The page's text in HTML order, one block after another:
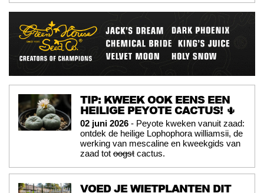
TIP: KWEEK OOK EENS EEN
HEILIGE PEYOTE CACTUS! 🌵
02 juni 2026 - Peyote kweken vanuit zaad:
ontdek de heilige Lophophora williamsii, de
werking van mescaline en kweekgids van
zaad tot oogst cactus.
VOED JE WIETPLANTEN DIT